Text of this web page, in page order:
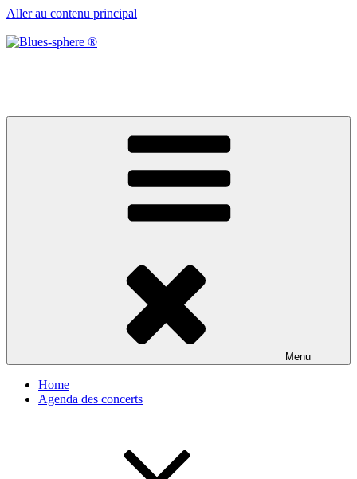
Aller au contenu principal
Menu
Home
Agenda des concerts